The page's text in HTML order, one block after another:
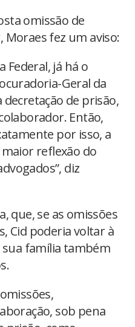
omissão de
fez um aviso:
Federal, já há o
Geral da
de prisão,
Então,
por isso, a
reflexão do
diz
que, se as omissões
Cid poderia voltar à
sua família também
sob pena